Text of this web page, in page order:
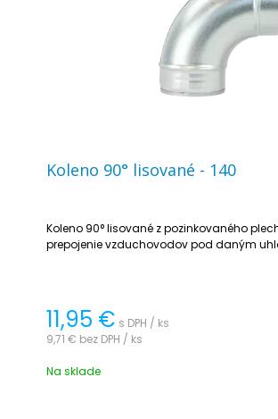
Koleno 90° lisované - 140
Koleno 90° lisované z pozinkovaného
prepojenie vzduchovodov pod daným
11,95 € s DPH / ks
9,71 € bez DPH / ks
Na sklade